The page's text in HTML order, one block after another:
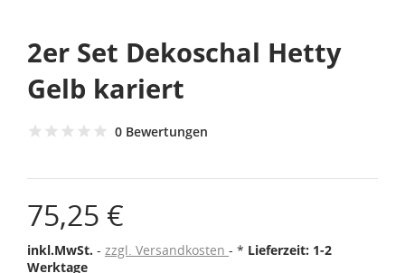
2er Set Dekoschal Hetty
Gelb kariert
0 Bewertungen
75,25 €
inkl.MwSt. zzgl. Versandkosten * Lieferzeit: 1-2
Werktage